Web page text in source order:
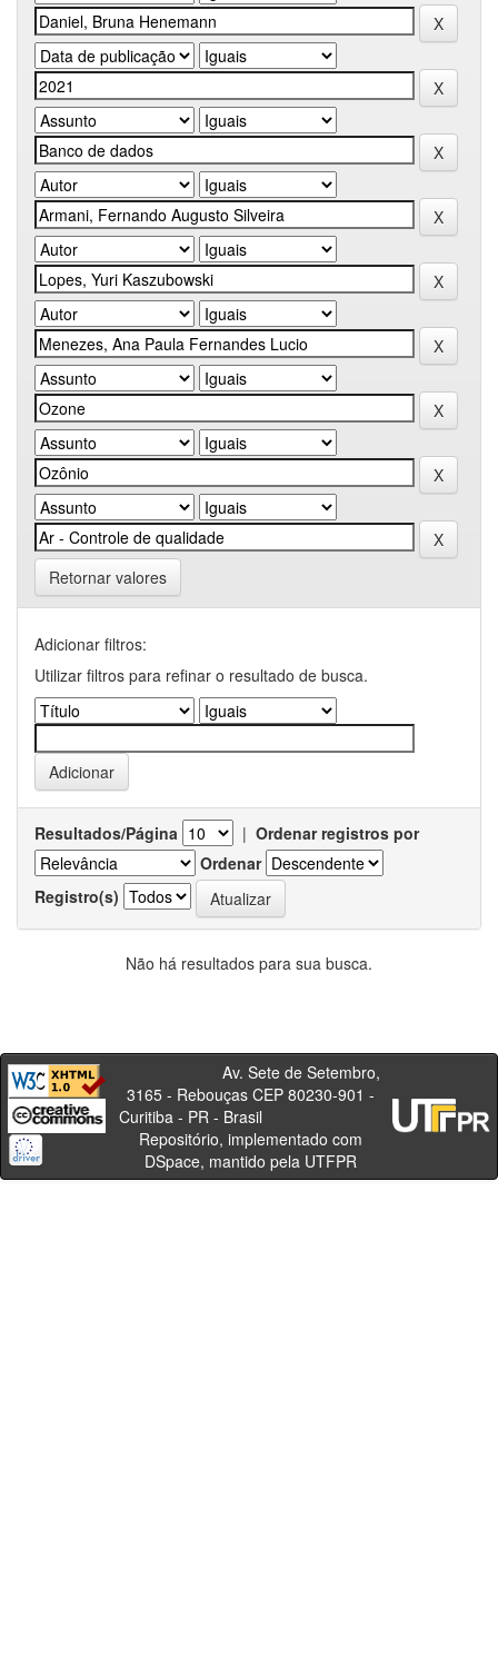
Retornar valores
Adicionar filtros:
Utilizar filtros para refinar o resultado de busca.
Resultados/Página | Ordenar registros por
Ordenar
Registro(s)
Não há resultados para sua busca.
Av. Sete de Setembro,
3165 - Rebouças CEP 80230-901 -
Curitiba - PR - Brasil
Repositório, implementado com
DSpace, mantido pela UTFPR